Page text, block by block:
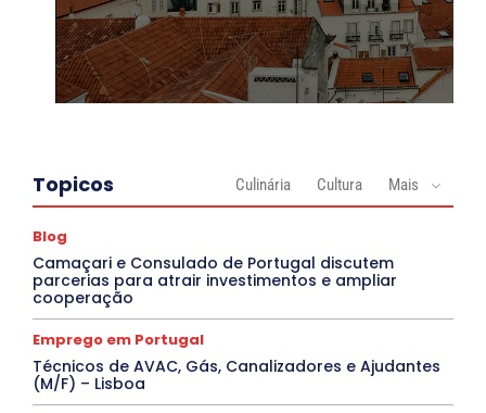
Topicos Culinária Cultura Mais
Blog
Camaçari e Consulado de Portugal discutem
parcerias para atrair investimentos e ampliar
cooperação
Emprego em Portugal
Técnicos de AVAC, Gás, Canalizadores e Ajudantes
(M/F) – Lisboa